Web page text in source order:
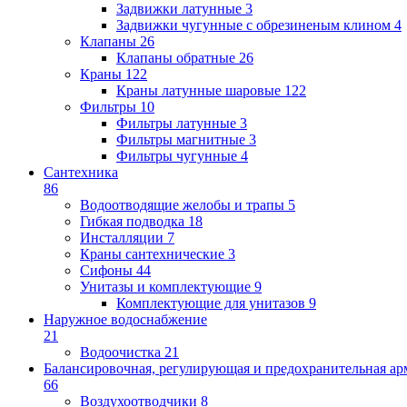
Задвижки латунные 3
Задвижки чугунные с обрезиненым клином 4
Клапаны 26
Клапаны обратные 26
Краны 122
Краны латунные шаровые 122
Фильтры 10
Фильтры латунные 3
Фильтры магнитные 3
Фильтры чугунные 4
Сантехника
86
Водоотводящие желобы и трапы 5
Гибкая подводка 18
Инсталляции 7
Краны сантехнические 3
Сифоны 44
Унитазы и комплектующие 9
Комплектующие для унитазов 9
Наружное водоснабжение
21
Водоочистка 21
Балансировочная, регулирующая и предохранительная
66
Воздухоотводчики 8